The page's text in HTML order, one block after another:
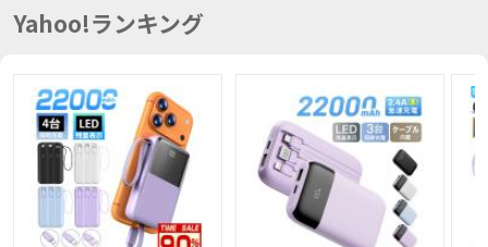
Yahoo!ランキング